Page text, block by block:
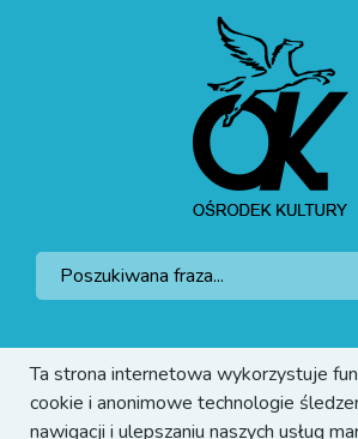
Ta strona internetowa wykorzystuje
cookie i anonimowe technologie
nawigacji i ulepszaniu naszych usług